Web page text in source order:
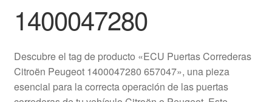
Carro
Contacto
Envío al mundo entero
1400047280
Descubre el tag de producto «ECU Puertas Correderas
Citroën Peugeot 1400047280 657047», una pieza
esencial para la correcta operación de las puertas